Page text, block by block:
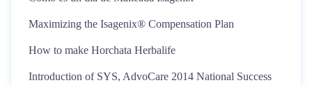
Maximizing the Isagenix® Compensation Plan
How to make Horchata Herbalife
Introduction of SYS, AdvoCare 2014 National Success